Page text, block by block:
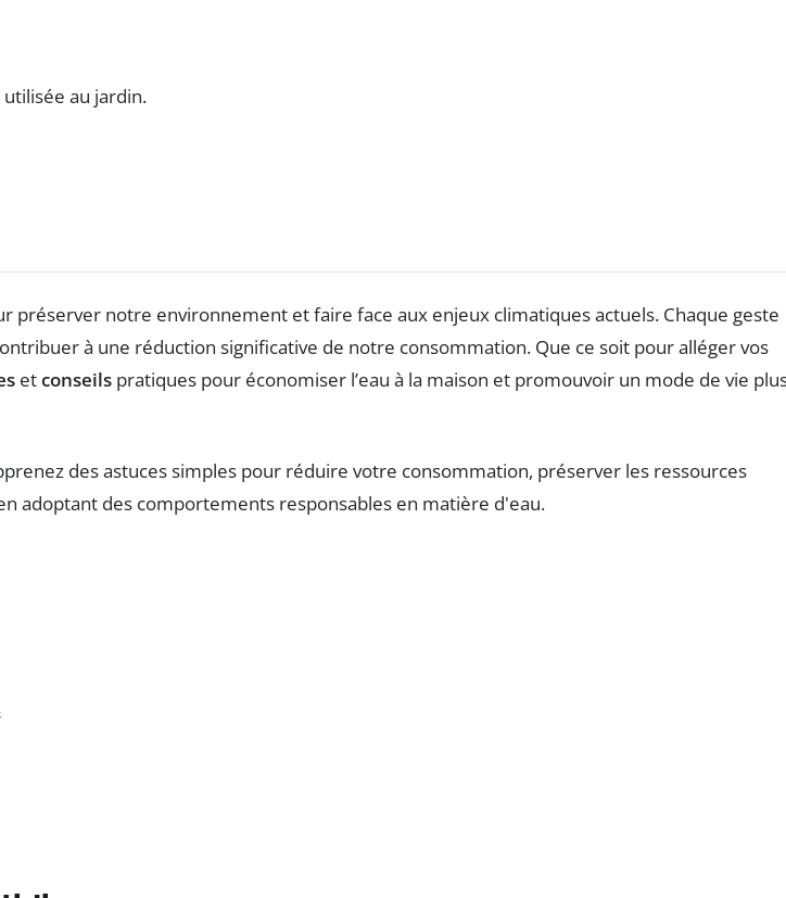
au jardin.
préserver notre environnement et faire face aux enjeux climatiques actuels. Chaque geste
à une réduction significative de notre consommation. Que ce soit pour alléger vos
etconseils pratiques pour économiser l’eau à la maison et promouvoir un mode de vie